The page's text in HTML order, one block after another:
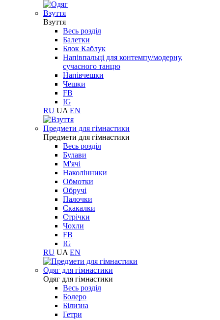
Взуття
Взуття
Весь розділ
Балетки
Блок Каблук
Напівпальці для контемпу/модерну,
сучасного танцю
Напівчешки
Чешки
FB
IG
RU UA EN
Предмети для гімнастики
Предмети для гімнастики
Весь розділ
Булави
М'ячі
Наколінники
Обмотки
Обручі
Палочки
Скакалки
Стрічки
Чохли
FB
IG
RU UA EN
Одяг для гімнастики
Одяг для гімнастики
Весь розділ
Болеро
Білизна
Гетри